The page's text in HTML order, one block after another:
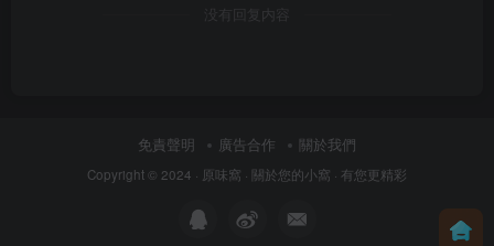
没有回复内容
免責聲明 廣告合作 關於我們
Copyright © 2024 · 原味窩 · 關於您的小窩 · 有您更精彩